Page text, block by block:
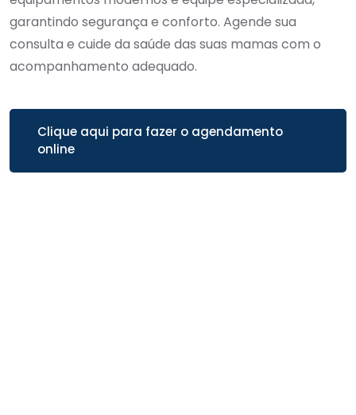
garantindo segurança e conforto. Agende sua
consulta e cuide da saúde das suas mamas com o
acompanhamento adequado.
Clique aqui para fazer o agendamento
online